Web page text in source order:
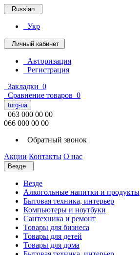
Russian
Укр
Личный кабинет
Авторизация
Регистрация
Закладки 0
Сравнение товаров 0
torg-ua
063 000 00 00
066 000 00 00
Обратный звонок
Акции Контакты О нас
Везде
Везде
Алкогольные напитки и продукты
Бытовая техника, интерьер
Компьютеры и ноутбуки
Сантехника и ремонт
Товары для бизнеса
Товары для детей
Товары для дома